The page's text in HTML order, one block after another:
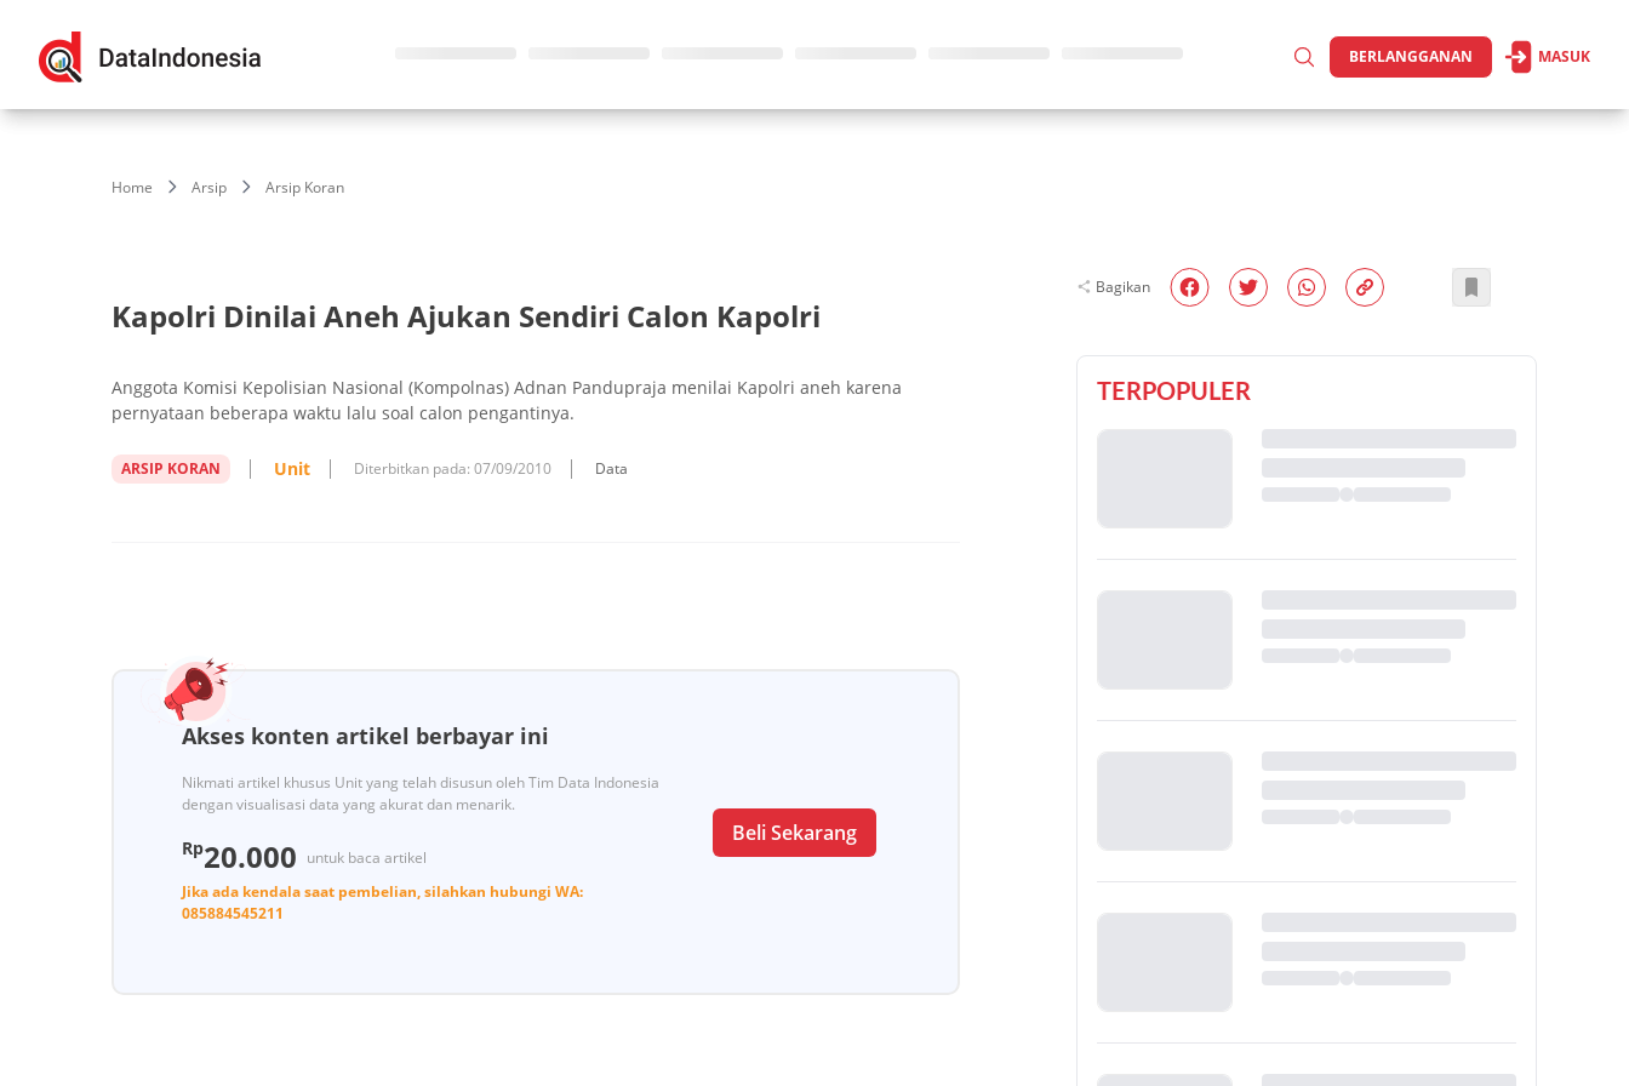
BERLANGGANAN MASUK
Home Arsip Arsip Koran
Kapolri Dinilai Aneh Ajukan Sendiri Calon Kapolri
Anggota Komisi Kepolisian Nasional (Kompolnas) Adnan Pandupraja menilai Kapolri aneh karena
pernyataan beberapa waktu lalu soal calon pengantinya.
ARSIP KORAN Unit Diterbitkan pada: 07/09/2010 Data
Akses konten artikel berbayar ini
Nikmati artikel khusus Unit yang telah disusun oleh Tim Data Indonesia
dengan visualisasi data yang akurat dan menarik.
Rp20.000 untuk baca artikel
Jika ada kendala saat pembelian, silahkan hubungi WA:
085884545211
Beli Sekarang
Bagikan
TERPOPULER